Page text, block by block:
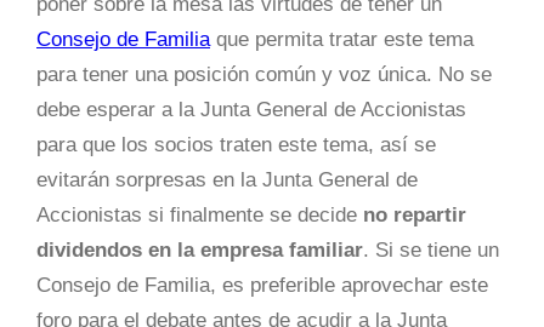
Consejo de Familia que permita tratar este tema
para tener una posición común y voz única. No se
debe esperar a la Junta General de Accionistas
para que los socios traten este tema, así se
evitarán sorpresas en la Junta General de
Accionistas si finalmente se decide no repartir
dividendos en la empresa familiar. Si se tiene un
Consejo de Familia, es preferible aprovechar este
foro para el debate antes de acudir a la Junta